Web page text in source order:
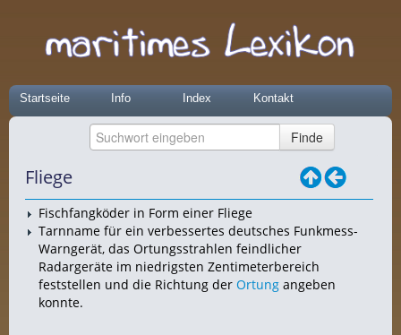
Startseite Info Index Kontakt
Fliege
Fischfangköder in Form einer Fliege
Tarnname für ein verbessertes deutsches Funkmess-
Warngerät, das Ortungsstrahlen feindlicher
Radargeräte im niedrigsten Zentimeterbereich
feststellen und die Richtung der Ortung angeben
konnte.